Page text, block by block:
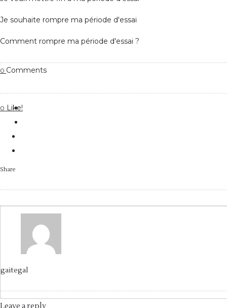
Je souhaite rompre ma période d'essai
Comment rompre ma période d'essai ?
0 Comments
0 Like!
Share
gaitegal